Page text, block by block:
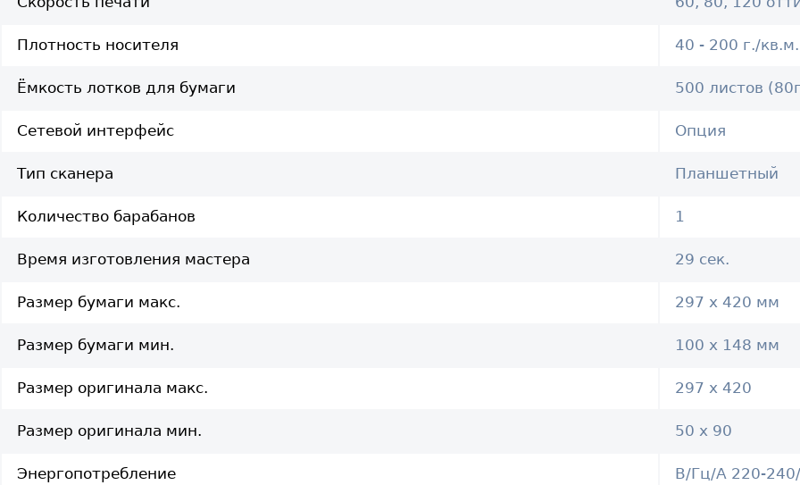
Плотность носителя 40 - 200 г./кв.м.
Ёмкость лотков для бумаги 500 листов
Сетевой интерфейс Опция
Тип сканера Планшетный
Количество барабанов 1
Время изготовления мастера 29 сек.
Размер бумаги макс. 297 х 420 мм
Размер бумаги мин. 100 х 148 мм
Размер оригинала макс. 297 х 420
Размер оригинала мин. 50 х 90
Энергопотребление В/Гц/А 220-